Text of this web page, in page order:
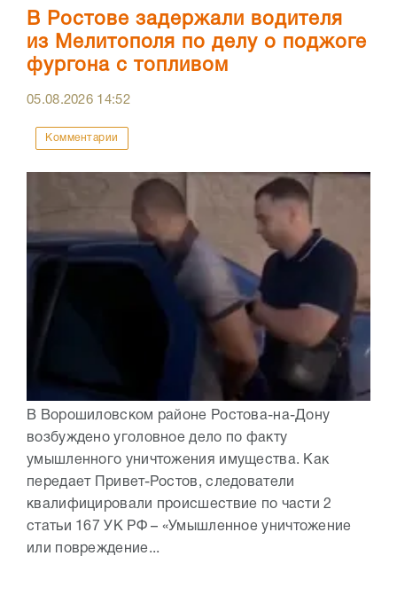
В Ростове задержали водителя
из Мелитополя по делу о поджоге
фургона с топливом
05.08.2026 14:52
Комментарии
В Ворошиловском районе Ростова-на-Дону
возбуждено уголовное дело по факту
умышленного уничтожения имущества. Как
передает Привет-Ростов, следователи
квалифицировали происшествие по части 2
статьи 167 УК РФ – «Умышленное уничтожение
или повреждение...